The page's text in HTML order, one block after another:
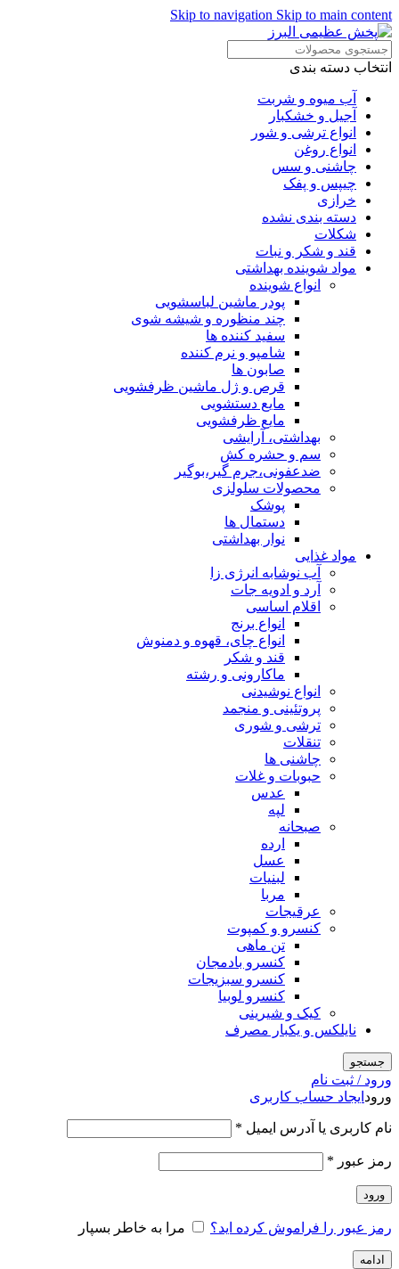
Skip to navigation Skip to main content
انتخاب دسته بندی
آب میوه و شربت
آجیل و خشکبار
انواع ترشی و شور
انواع روغن
چاشنی و سس
چیپس و پفک
خرازی
دسته بندی نشده
شکلات
قند و شکر و نبات
مواد شوینده بهداشتی
انواع شوینده
پودر ماشین لباسشویی
چند منظوره و شیشه شوی
سفید کننده ها
شامپو و نرم کننده
صابون ها
قرص و ژل ماشین ظرفشویی
مایع دستشویی
مایع ظرفشویی
بهداشتی، آرایشی
سم و حشره کش
ضدعفونی،جرم گیر،بوگیر
محصولات سلولزی
پوشک
دستمال ها
نوار بهداشتی
مواد غذایی
آب نوشابه انرژی زا
آرد و ادویه جات
اقلام اساسی
انواع برنج
انواع چای، قهوه و دمنوش
قند و شکر
ماکارونی و رشته
انواع نوشیدنی
پروتئینی و منجمد
ترشی و شوری
تنقلات
چاشنی ها
حبوبات و غلات
عدس
لپه
صبحانه
ارده
عسل
لبنیات
مربا
عرقیجات
کنسرو و کمپوت
تن ماهی
کنسرو بادمجان
کنسرو سبزیجات
کنسرو لوبیا
کیک و شیرینی
نایلکس و یکبار مصرف
جستجو
ورود / ثبت نام
ورود ایجاد حساب کاربری
نام کاربری یا آدرس ایمیل *
رمز عبور *
ورود
رمز عبور را فراموش کرده اید؟ مرا به خاطر بسپار
ادامه